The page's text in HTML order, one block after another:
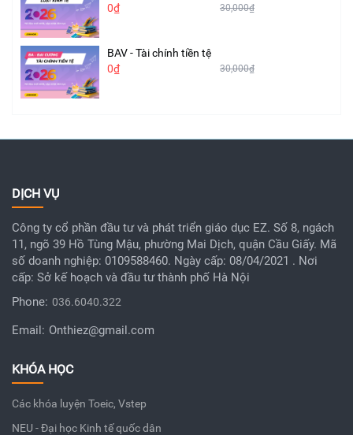
0₫
30,000₫
BAV - Tài chính tiền tệ
0₫
30,000₫
DỊCH VỤ
Công ty cổ phần đầu tư và phát triển giáo dục EZ. Số 8, ngách
11, ngõ 39 Hồ Tùng Mậu, phường Mai Dịch, quận Cầu Giấy. Mã
số doanh nghiệp: 0109588460. Ngày cấp: 08/04/2021 . Nơi
cấp: Sở kế hoạch và đầu tư thành phố Hà Nội
Phone: 036.6040.322
Email: Onthiez@gmail.com
KHÓA HỌC
Các khóa luyện Toeic, Vstep
NEU - Đại học Kinh tế quốc dân